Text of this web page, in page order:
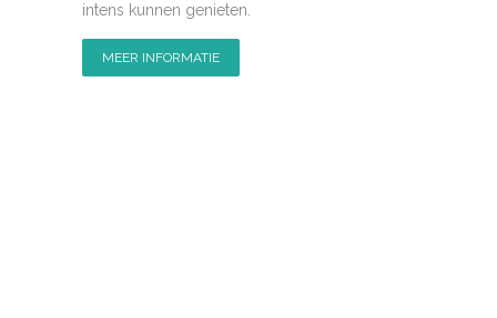
intens kunnen genieten.
MEER INFORMATIE